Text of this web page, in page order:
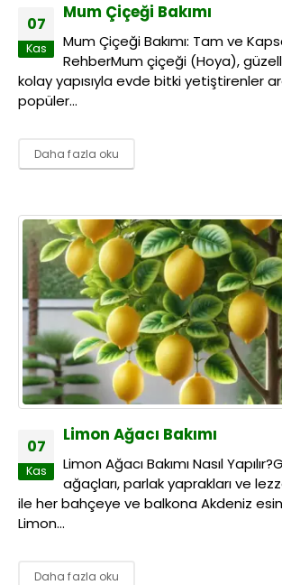
07
Kas
Mum Çiçeği Bakımı
Mum Çiçeği Bakımı: Tam ve
RehberMum çiçeği (Hoya),
kolay yapısıyla evde bitki yetiştirenler
popüler...
Daha fazla oku
07
Kas
Limon Ağacı Bakımı
Limon Ağacı Bakımı Nasıl
ağaçları, parlak yaprakları ve
ile her bahçeye ve balkona Akdeniz
Limon...
Daha fazla oku